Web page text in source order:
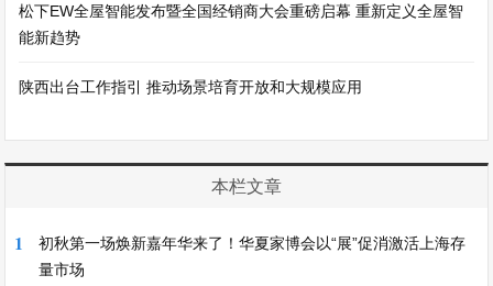
松下EW全屋智能发布暨全国经销商大会重磅启幕 重新定义全屋智
能新趋势
陕西出台工作指引 推动场景培育开放和大规模应用
本栏文章
1
初秋第一场焕新嘉年华来了！华夏家博会以“展”促消激活上海存
量市场